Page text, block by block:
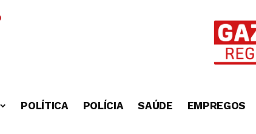
POLÍTICA POLÍCIA SAÚDE EMPREGOS